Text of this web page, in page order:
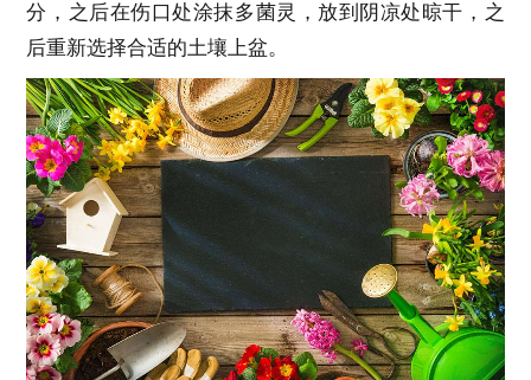
分，之后在伤口处涂抹多菌灵，放到阴凉处晾干，之
后重新选择合适的土壤上盆。